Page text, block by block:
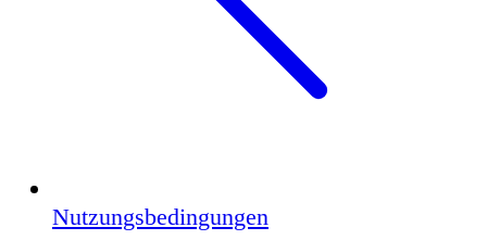
Nutzungsbedingungen